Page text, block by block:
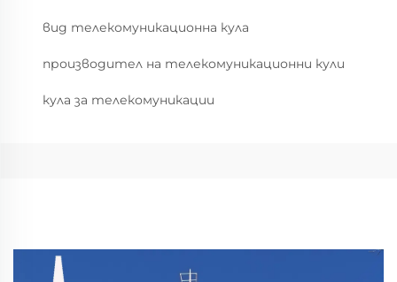
вид телекомуникационна кула
производител на телекомуникационни кули
кула за телекомуникации